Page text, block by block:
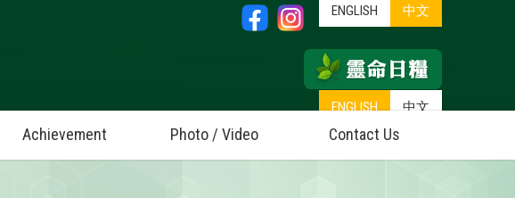
ENGLISH 中文
ENGLISH 中文
Achievement Photo / Video Contact Us